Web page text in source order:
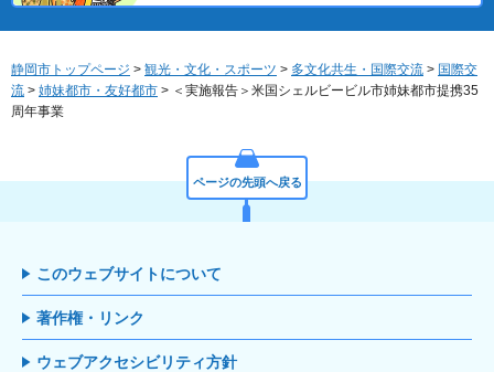
静岡市トップページ > 観光・文化・スポーツ > 多文化共生・国際交流 > 国際交
流 > 姉妹都市・友好都市 > ＜実施報告＞米国シェルビービル市姉妹都市提携35
周年事業
ページの先頭へ戻る
このウェブサイトについて
著作権・リンク
ウェブアクセシビリティ方針